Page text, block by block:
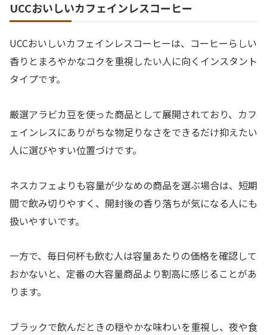
UCCおいしいカフェインレスコーヒー
UCCおいしいカフェインレスコーヒーは、コーヒーらしい
香りとまろやかなコクを重視したい人に向くインスタント
タイプです。
厳選アラビカ豆を使った商品として展開されており、カフ
ェインレスにありがちな物足りなさをできるだけ抑えたい
人に選びやすい位置づけです。
ネスカフェよりも容量が少なめの商品を選ぶ場合は、短期
間で飲み切りやすく、開封後の香り落ちが気になる人にも
扱いやすいです。
一方で、毎日何杯も飲む人は容量あたりの価格を確認して
おかないと、定番の大容量商品より割高に感じることがあ
ります。
ブラックで飲んだときの穏やかな味わいを重視し、夜や食